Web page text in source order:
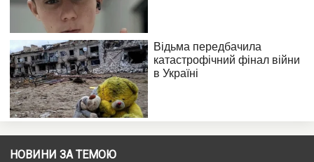
НОВИНИ ЗА ТЕМОЮ